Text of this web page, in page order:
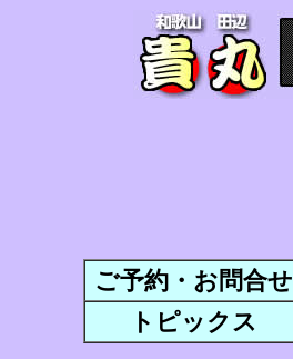
ご予約・お問合せ
トピックス